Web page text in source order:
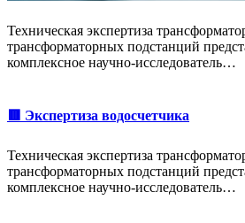
Техническая экспертиза
трансформаторных подстанций
комплексное научно-исследователь…
🟥 Экспертиза водосчетчика
Техническая экспертиза
трансформаторных подстанций
комплексное научно-исследователь…